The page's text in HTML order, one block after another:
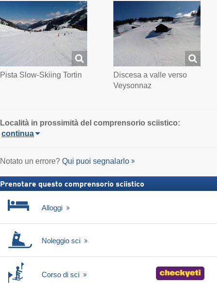
Pista Slow-Skiing Tortin
Discesa a valle verso
Veysonnaz
Località in prossimità del comprensorio sciistico:
continua
Notato un errore? Qui puoi segnalarlo
Prenotare questo comprensorio sciistico
Alloggi
Noleggio sci
Corso di sci